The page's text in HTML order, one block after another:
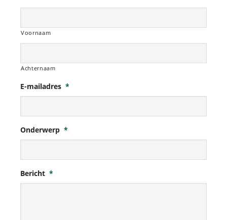
Voornaam
Achternaam
E-mailadres *
Onderwerp *
Bericht *